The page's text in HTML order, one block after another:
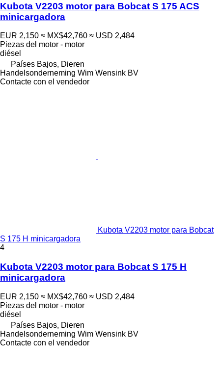
Kubota V2203 motor para Bobcat S 175 ACS
minicargadora
EUR 2,150 ≈ MX$42,760 ≈ USD 2,484
Piezas del motor - motor
diésel
Países Bajos, Dieren
Handelsonderneming Wim Wensink BV
Contacte con el vendedor
Kubota V2203 motor para Bobcat
S 175 H minicargadora
4
Kubota V2203 motor para Bobcat S 175 H
minicargadora
EUR 2,150 ≈ MX$42,760 ≈ USD 2,484
Piezas del motor - motor
diésel
Países Bajos, Dieren
Handelsonderneming Wim Wensink BV
Contacte con el vendedor